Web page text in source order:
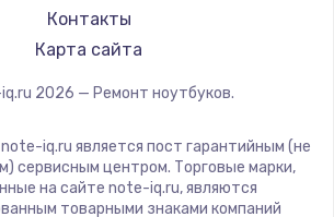
LG
Panasonic
ZTE
Hiper
Контакты
Карта сайта
2026 — Ремонт ноутбуков.
iq.ru является пост гарантийным (не
сервисным центром. Торговые марки,
на сайте note-iq.ru, являются
товарными знаками компаний